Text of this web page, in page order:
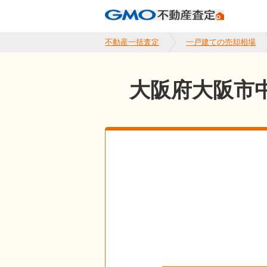
不動産一括査定 一戸建ての売却相場
大阪府大阪市